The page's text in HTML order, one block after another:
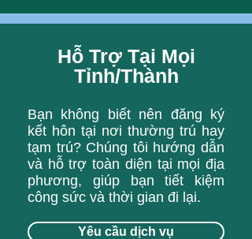
Hỗ Trợ Tại Mọi
Tỉnh/Thành
Bạn không biết nên đăng ký
kết hôn tại nơi thường trú hay
tạm trú? Chúng tôi hướng dẫn
và hỗ trợ toàn diện tại mọi địa
phương, giúp bạn tiết kiệm
công sức và thời gian đi lại.
Yêu cầu dịch vụ